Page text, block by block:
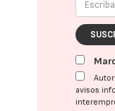
avisos